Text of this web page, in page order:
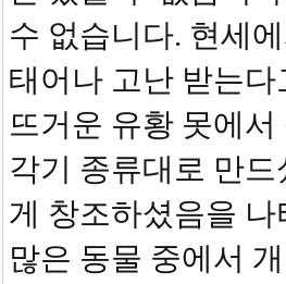
수 없습니다. 현세
태어나 고난 받는
뜨거운 유황 못에
각기 종류대로 만
게 창조하셨음을
많은 동물 중에서